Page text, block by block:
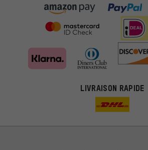
LIVRAISON RAPIDE